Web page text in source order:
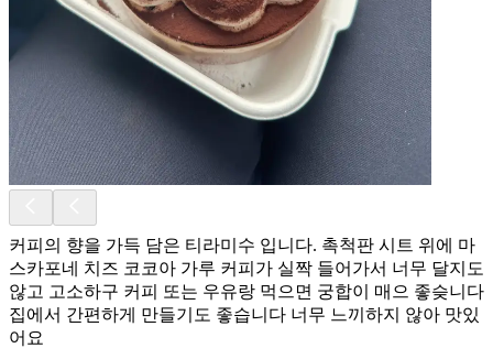
커피의 향을 가득 담은 티라미수 입니다. 촉척판 시트 위에 마
스카포네 치즈 코코아 가루 커피가 실짝 들어가서 너무 달지도
않고 고소하구 커피 또는 우유랑 먹으면 궁합이 매으 좋슺니다
집에서 간편하게 만들기도 좋습니다 너무 느끼하지 않아 맛있
어요